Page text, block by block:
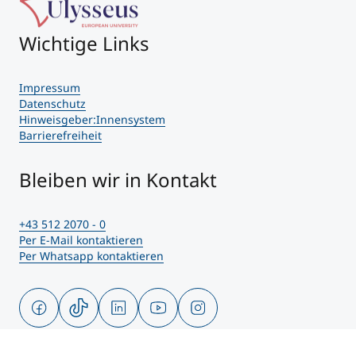
Wichtige Links
Impressum
Datenschutz
Hinweisgeber:Innensystem
Barrierefreiheit
Bleiben wir in Kontakt
+43 512 2070 - 0
Per E-Mail kontaktieren
Per Whatsapp kontaktieren